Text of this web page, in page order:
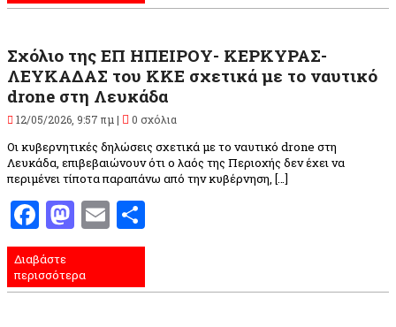
Σχόλιο της ΕΠ ΗΠΕΙΡΟΥ- ΚΕΡΚΥΡΑΣ-
ΛΕΥΚΑΔΑΣ του ΚΚΕ σχετικά με το ναυτικό
drone στη Λευκάδα
12/05/2026, 9:57 πμ | 0 σχόλια
Οι κυβερνητικές δηλώσεις σχετικά με το ναυτικό drone στη
Λευκάδα, επιβεβαιώνουν ότι ο λαός της Περιοχής δεν έχει να
περιμένει τίποτα παραπάνω από την κυβέρνηση, […]
Facebook
Mastodon
Email
Διαβάστε
περισσότερα